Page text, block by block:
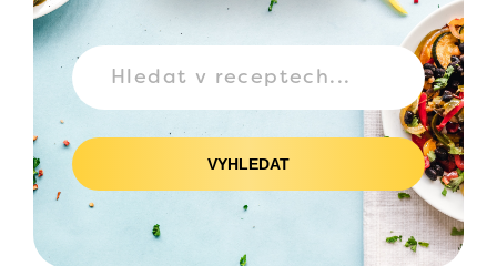
VYHLEDAT